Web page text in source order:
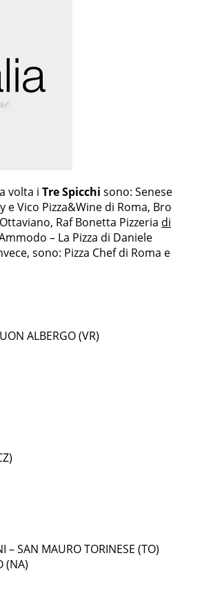
volta i Tre Spicchi sono: Senese
e Vico Pizza&Wine di Roma, Bro
Raf Bonetta Pizzeria di
– La Pizza di Daniele
sono: Pizza Chef di Roma e
ALBERGO (VR)
– SAN MAURO TORINESE (TO)
(NA)